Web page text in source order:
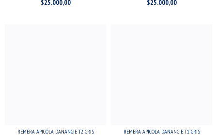
$25.000,00 $25.000,00
REMERA APICOLA DANANGIE T2 GRIS REMERA APICOLA DANANGIE T1 GRIS